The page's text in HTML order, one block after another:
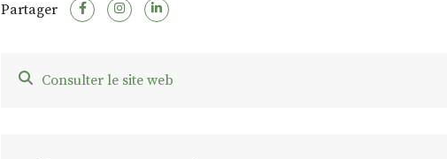
Partager
Consulter le site web